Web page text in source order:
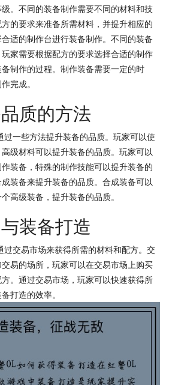
。不同的装备制作需要不同的材料和技
的要求来准备所需材料，并提升相应的
适的制作台进行装备制作。不同的装备
家需要根据配方的要求选择合适的制作
制作的过程。制作装备需要一定的时
完成。
质的方法
过一些方法提升装备的品质。玩家可以使
级材料可以提升装备的品质。玩家可以
装备，特殊的制作技能可以提升装备的
装备来提升装备的品质。合成装备可以
高级装备，提升装备的品质。
装备打造
过交易市场来获得所需的材料和配方。交
易的场所，玩家可以在交易市场上购买
。通过交易市场，玩家可以快速获得所
打造的效率。